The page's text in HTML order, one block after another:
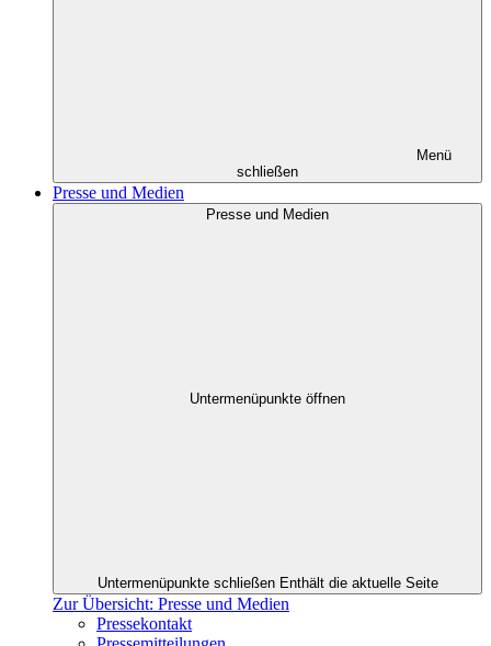
Menü
schließen
Presse und Medien
Presse und Medien
Untermenüpunkte öffnen
Untermenüpunkte schließen Enthält die aktuelle Seite
Zur Übersicht: Presse und Medien
Pressekontakt